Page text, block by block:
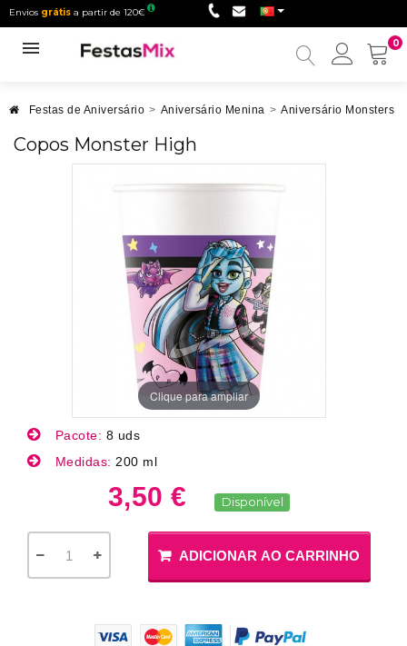
Envios grátis a partir de 120€
0
Minha
Festas de Aniversário > Aniversário Menina > Aniversário Monsters
Copos Monster High
Clique para ampliar
Pacote: 8 uds
Medidas: 200 ml
3,50 € Disponível
ADICIONAR AO CARRINHO